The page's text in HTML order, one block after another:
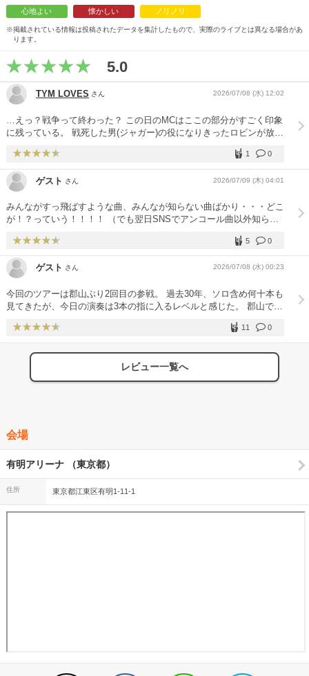
心地よい 懐かしい ノリノリ
※掲載されている情報は投稿されたデータを集計したもので、実際のライブとは異なる場合があ
ります。
5.0
TYM LOVES さん 2026/07/08 (水) 12:02
…えっ？戦争って終わった？ この日のMCはここの部分がすごく印象
に残っている。 戦死した男(ジャガー)の役になりきったロビンが放っ
た。 ENCORE1曲目は『LOVE LOVE SHOW』。『BURN』が聴きた
かったが『LOVE LOVE SHOW』で良かった。また『バラ色の
日々』で終わらず、もう1曲追加してくれたことが嬉しかった。『バ
ラ色の日々』でロビンがピックをステージ前方に投げた段階でもう1
曲あると確信した。まさかの『Romantist Taste』。4階席からの観客
ワイパーしていた光景がすごく良かった！！！
0
1
ゲスト さん 2026/07/09 (木) 04:01
みんながすっ飛ばすような曲、みんなが知らない曲ばかり・・・どこ
が！？っていう！！！！ （でも翌日SNSでアンコール曲以外知らな
したが。） 1週間前に水戸に参戦してるので改めてこのセトリを楽し
める事を心から喜べる最高・最強のセトリだと思います。 バラ色で
最後、あ～これで終わりか・・寂しい・・と思いながら拍手してた
て？？からの～Romantist Taste！！！もうね・・痺れた。今回はア
リーナじゃなかったけど、最後のRomantist Taste、上からの眺める
ば、ロビンがこの追加公演が初当選の人！？って質問した時、手を上
げる人がアリーナに沢山いて、あ、そういう事？ 初当選の人を優先
してアリーナにしたんだ？（全員ではないにしても）って。そういう
心遣いというか優しさも大好きだと思いました。 今後のライブの予
定は2030年まで決まっているとかいないとかいるとか。(うわさで
0
5
ゲスト さん 2026/07/08 (水) 00:23
今回のツアーは郡山ぶり2回目の参戦。 過去30年、ソロ含め何十本も
見てきたが、今日の演奏は3本の指に入るレベルと感じた。 郡山で感
セットリストも個人的には過去イチ。吉井さんは「アルバムで飛ばさ
れる曲」と自虐していたが、そういう曲が沼に堕ちるキッカケになる
事は、今日参戦したファンクラブの人なら分かっているはず。 歌詞
が表示されたのが「淡い心〜」「Honaloochie〜」「エヴリデイ」の3
曲だっのも、演出スタッフ分かってる！と嬉しくなった。 とにかく
0
11
レビュー一覧へ
会場
有明アリーナ （東京都）
住所 東京都江東区有明1-11-1